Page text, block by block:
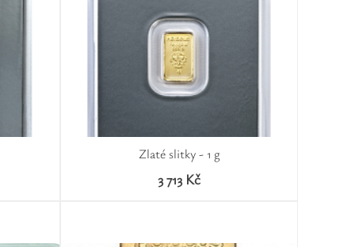
Zlaté slitky - 1 g
3 713 Kč